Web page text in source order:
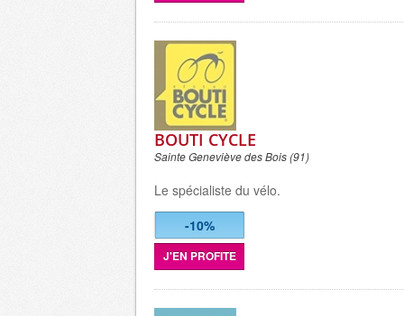
BOUTI CYCLE
Sainte Geneviève des Bois (91)
Le spécialiste du vélo.
-10%
J'EN PROFITE